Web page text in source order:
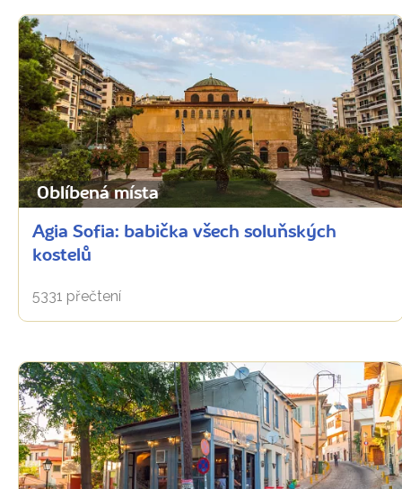
Oblíbená místa
Agia Sofia: babička všech soluňských
kostelů
5331 přečtení